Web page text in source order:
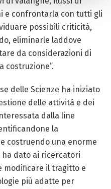
e confrontarla con tutti gli
possibili criticità,
eliminarle laddove
da considerazioni di
costruzione”.
delle Scienze ha iniziato
delle attività e dei
dalla line
la
costruendo una enorme
ha dato ai ricercatori
modificare il tragitto e
più adatte per